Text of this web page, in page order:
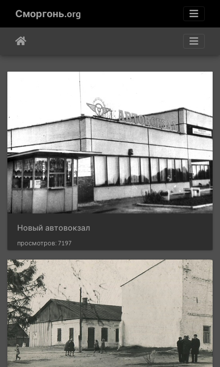
Сморгонь.org
Новый автовокзал
просмотров: 7197